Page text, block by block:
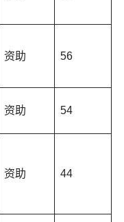
资助 56
资助 54
资助 44